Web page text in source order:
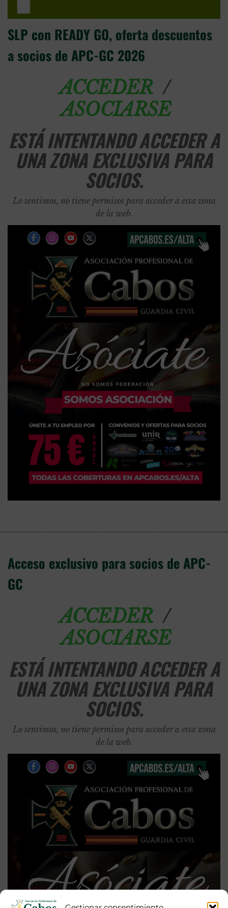
SLP con READY GO, oferta descuentos
a socios de APC-GC 2026
ACCEDER/
ASOCIARSE
ESTÁ INTENTANDO ACCEDER A
UNA ZONA EXCLUSIVA PARA
SOCIOS.
Lo sentimos, no tiene permisos para acceder a esta zona
de la web.
Acceso exclusivo para socios de APC-
GC
ACCEDER/
ASOCIARSE
ESTÁ INTENTANDO ACCEDER A
UNA ZONA EXCLUSIVA PARA
SOCIOS.
Lo sentimos, no tiene permisos para acceder a esta zona
de la web.